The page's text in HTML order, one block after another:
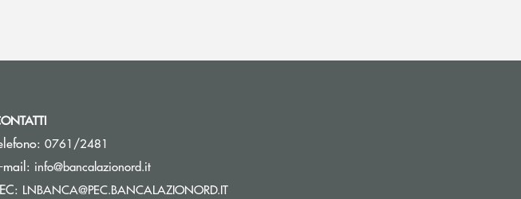
0761/2481
mail: info@bancalazionord.it(si apre l’app di posta elettronica)
LNBANCA@PEC.BANCALAZIONORD.IT(si apre l’app di posta elettronica)